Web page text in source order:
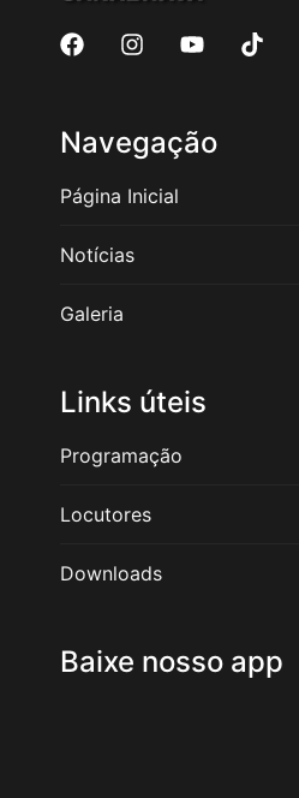
Navegação
Página Inicial
Notícias
Galeria
Links úteis
Programação
Locutores
Downloads
Baixe nosso app